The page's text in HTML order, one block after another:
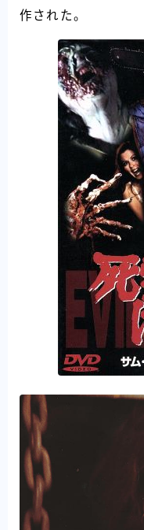
作された。